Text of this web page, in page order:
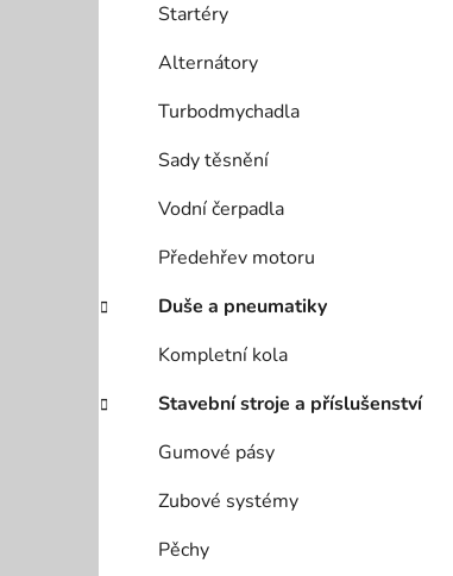
Startéry
Alternátory
Turbodmychadla
Sady těsnění
Vodní čerpadla
Předehřev motoru
Duše a pneumatiky
Kompletní kola
Stavební stroje a příslušenství
Gumové pásy
Zubové systémy
Pěchy